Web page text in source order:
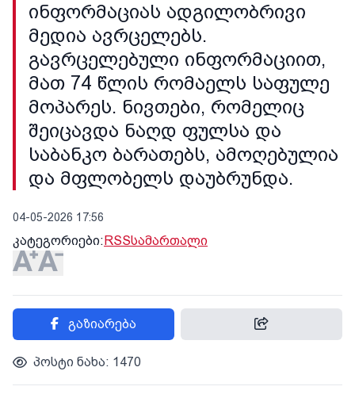
ინფორმაციას ადგილობრივი
მედია ავრცელებს.
გავრცელებული ინფორმაციით,
მათ 74 წლის რომაელს საფულე
მოპარეს. ნივთები, რომელიც
შეიცავდა ნაღდ ფულსა და
საბანკო ბარათებს, ამოღებულია
და მფლობელს დაუბრუნდა.
04-05-2026 17:56
კატეგორიები:RSSსამართალი
გაზიარება
პოსტი ნახა: 1470